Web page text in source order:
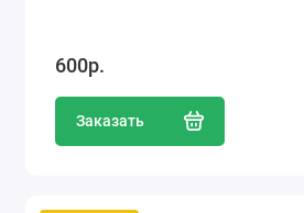
600р.
Заказать